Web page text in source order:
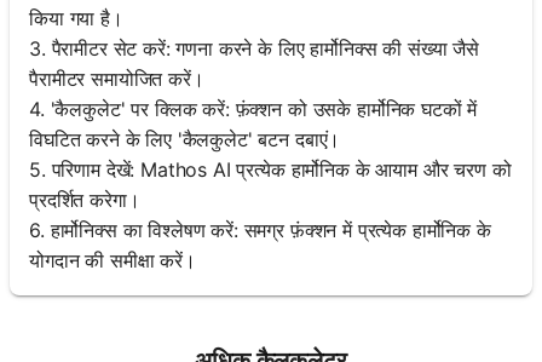
किया गया है।
3. पैरामीटर सेट करें: गणना करने के लिए हार्मोनिक्स की संख्या जैसे
पैरामीटर समायोजित करें।
4. 'कैलकुलेट' पर क्लिक करें: फ़ंक्शन को उसके हार्मोनिक घटकों में
विघटित करने के लिए 'कैलकुलेट' बटन दबाएं।
5. परिणाम देखें: Mathos AI प्रत्येक हार्मोनिक के आयाम और चरण को
प्रदर्शित करेगा।
6. हार्मोनिक्स का विश्लेषण करें: समग्र फ़ंक्शन में प्रत्येक हार्मोनिक के
योगदान की समीक्षा करें।